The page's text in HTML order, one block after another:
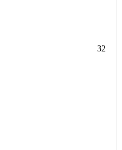
32